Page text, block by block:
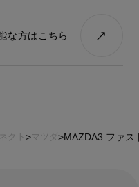
な方はこちら
クト マツダ MAZDA3 ファス